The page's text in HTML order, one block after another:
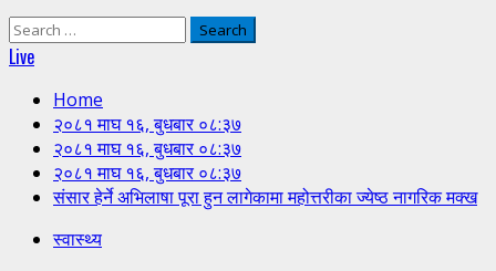
Search
for:
Live
Home
२०८१ माघ १६, बुधबार ०८:३७
२०८१ माघ १६, बुधबार ०८:३७
२०८१ माघ १६, बुधबार ०८:३७
संसार हेर्ने अभिलाषा पूरा हुन लागेकामा महोत्तरीका ज्येष्ठ नागरिक मक्ख
स्वास्थ्य